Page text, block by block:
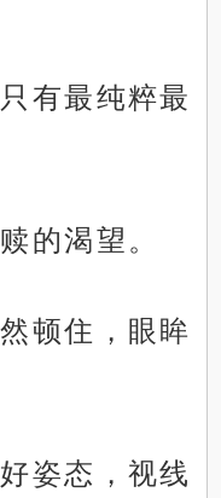
有最纯粹最
的渴望。
顿住，眼眸
姿态，视线